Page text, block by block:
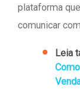
plataforma
comunicar
Leia